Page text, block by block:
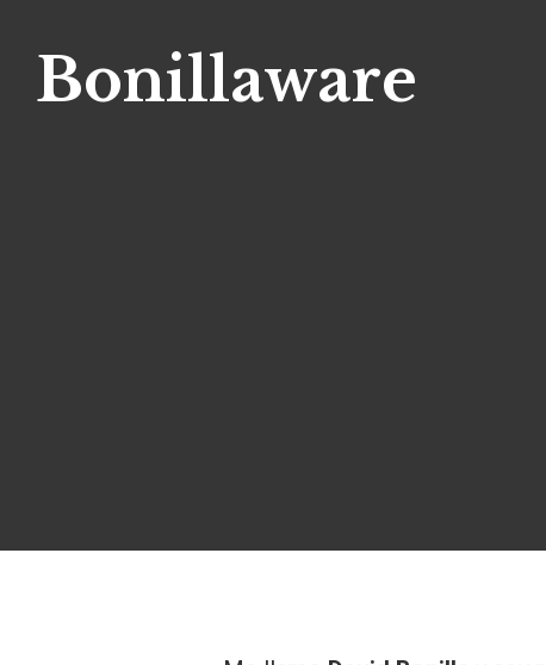
Bonillaware